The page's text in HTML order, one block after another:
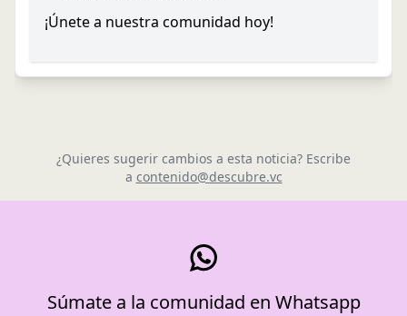
¡Únete a nuestra comunidad hoy!
¿Quieres sugerir cambios a esta noticia? Escribe
a contenido@descubre.vc
Súmate a la comunidad en Whatsapp